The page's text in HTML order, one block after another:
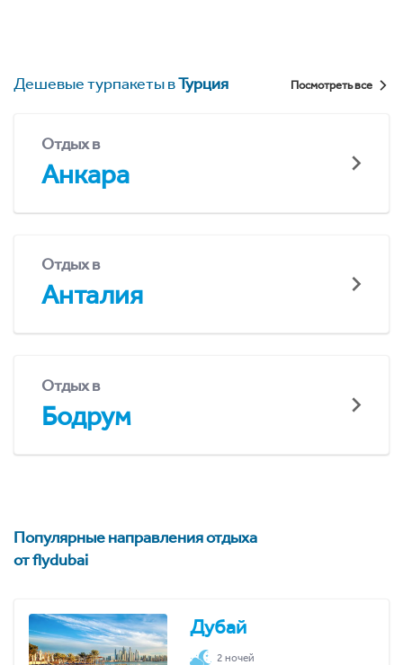
Дешевые турпакеты вТурция Посмотреть все
Отдых в
Анкара
Отдых в
Анталия
Отдых в
Бодрум
Популярные направления отдыха
от flydubai
Дубай
2 ночей